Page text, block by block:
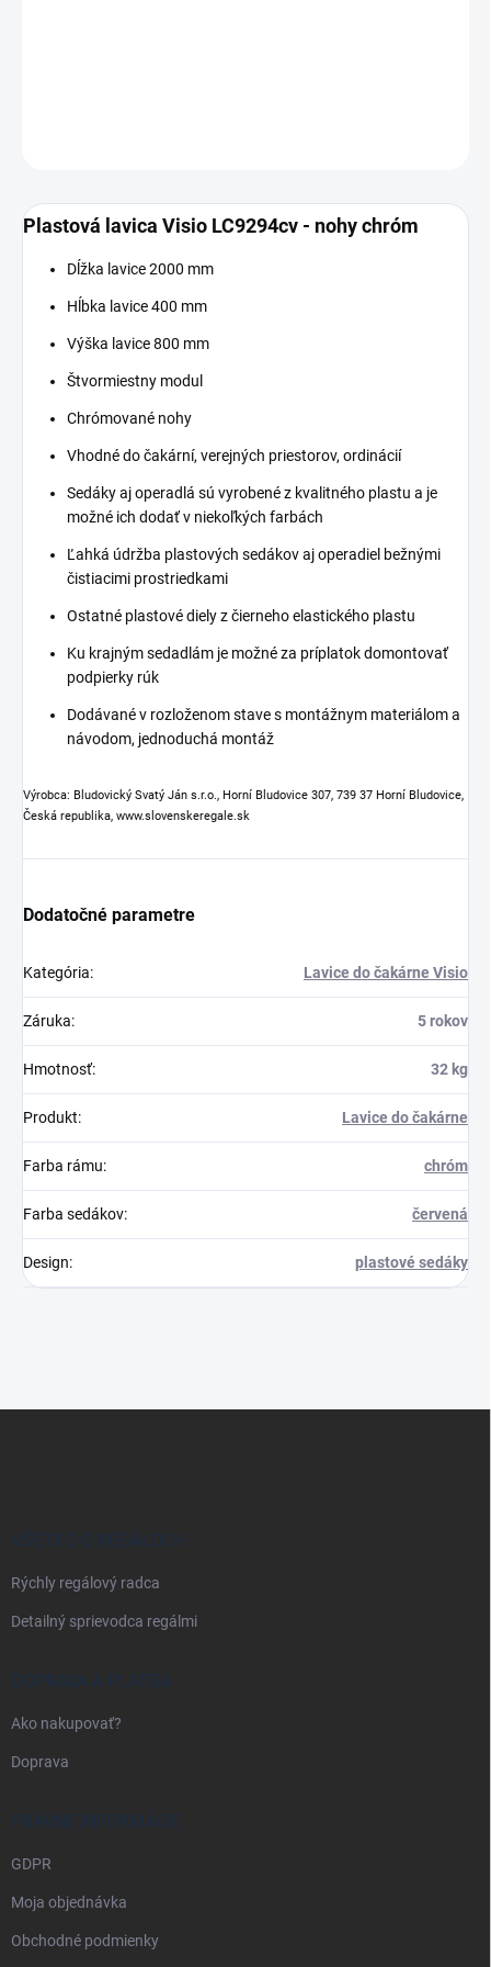
Plastová lavica Visio LC9294cv - nohy chróm
Dĺžka lavice 2000 mm
Hĺbka lavice 400 mm
Výška lavice 800 mm
Štvormiestny modul
Chrómované nohy
Vhodné do čakární, verejných priestorov, ordinácií
Sedáky aj operadlá sú vyrobené z kvalitného plastu a je
možné ich dodať v niekoľkých farbách
Ľahká údržba plastových sedákov aj operadiel bežnými
čistiacimi prostriedkami
Ostatné plastové diely z čierneho elastického plastu
Ku krajným sedadlám je možné za príplatok domontovať
podpierky rúk
Dodávané v rozloženom stave s montážnym materiálom a
návodom, jednoduchá montáž
Výrobca: Bludovický Svatý Ján s.r.o., Horní Bludovice 307, 739 37 Horní Bludovice,
Česká republika, www.slovenskeregale.sk
Dodatočné parametre
Kategória: Lavice do čakárne Visio
Záruka: 5 rokov
Hmotnosť: 32 kg
Produkt: Lavice do čakárne
Farba rámu: chróm
Farba sedákov: červená
Design: plastové sedáky
VŠETKO O REGÁLOCH
Rýchly regálový radca
Detailný sprievodca regálmi
DOPRAVA A PLATBA
Ako nakupovať?
Doprava
PRÁVNE INFORMÁCIE
GDPR
Moja objednávka
Obchodné podmienky